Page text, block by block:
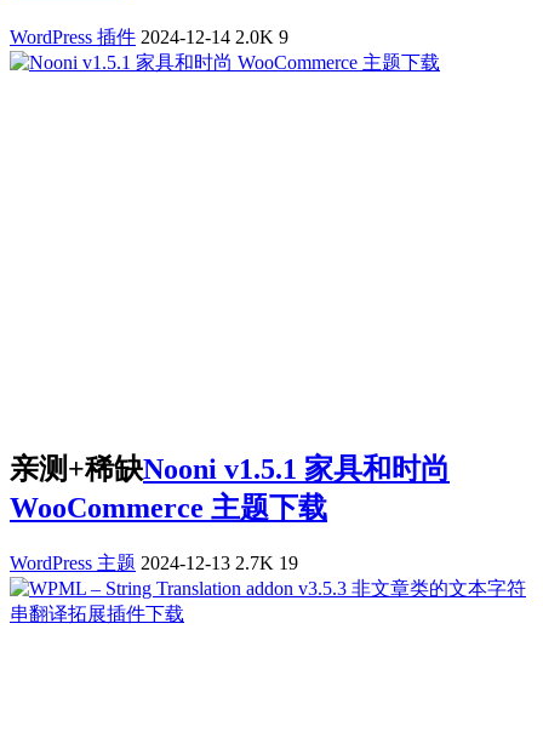
WordPress 插件 2024-12-14 2.0K 9
亲测+稀缺Nooni v1.5.1 家具和时尚
WooCommerce 主题下载
WordPress 主题 2024-12-13 2.7K 19